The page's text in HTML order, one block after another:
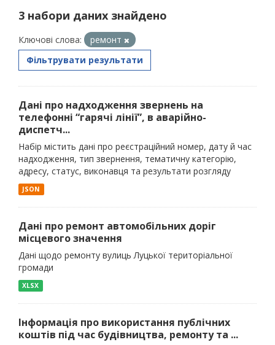
3 набори даних знайдено
Ключові слова:
ремонт
Фільтрувати результати
Дані про надходження звернень на
телефонні “гарячі лінії”, в аварійно-
диспетч...
Набір містить дані про реєстраційний номер, дату й час
надходження, тип звернення, тематичну категорію,
адресу, статус, виконавця та результати розгляду
JSON
Дані про ремонт автомобільних доріг
місцевого значення
Дані щодо ремонту вулиць Луцької територіальної
громади
XLSX
Інформація про використання публічних
коштів під час будівництва, ремонту та ...